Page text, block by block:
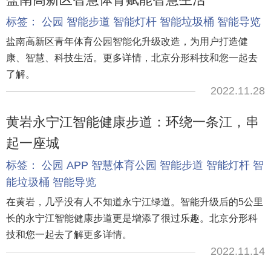
标签： 公园 智能步道 智能灯杆 智能垃圾桶 智能导览
盐南高新区青年体育公园智能化升级改造，为用户打造健
康、智慧、科技生活。更多详情，北京分形科技和您一起去
了解。
2022.11.28
黄岩永宁江智能健康步道：环绕一条江，串
起一座城
标签： 公园 APP 智慧体育公园 智能步道 智能灯杆 智
能垃圾桶 智能导览
在黄岩，几乎没有人不知道永宁江绿道。智能升级后的5公里
长的永宁江智能健康步道更是增添了很过乐趣。北京分形科
技和您一起去了解更多详情。
2022.11.14